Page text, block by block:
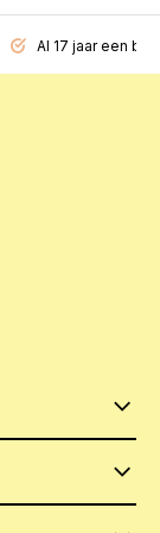
Al 17 jaar een